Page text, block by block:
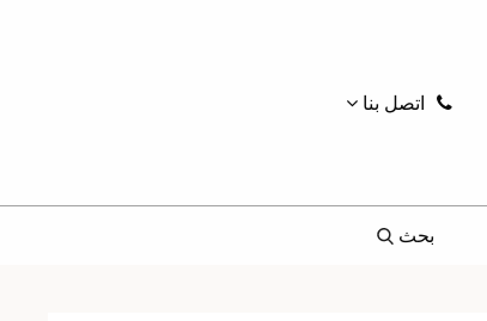
اتصل بنا
بحث